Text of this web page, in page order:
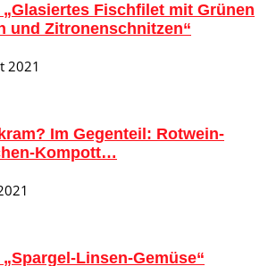
„Glasiertes Fischfilet mit Grünen
und Zitronenschnitzen“
2021
Im Gegenteil: Rotwein-
Kompott…
„Spargel-Linsen-Gemüse“